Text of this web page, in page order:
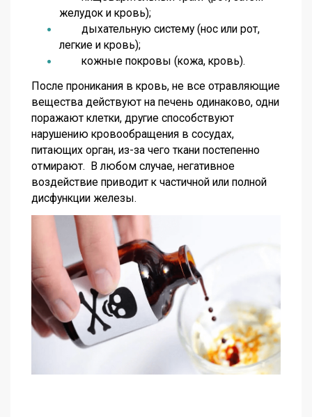
желудок и кровь);
дыхательную систему (нос или рот,
легкие и кровь);
кожные покровы (кожа, кровь).
После проникания в кровь, не все отравляющие
вещества действуют на печень одинаково, одни
поражают клетки, другие способствуют
нарушению кровообращения в сосудах,
питающих орган, из-за чего ткани постепенно
отмирают. В любом случае, негативное
воздействие приводит к частичной или полной
дисфункции железы.